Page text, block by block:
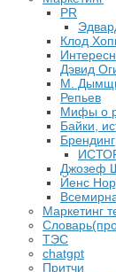
PR
Клод
Дэвид
М.
Репьев
Мифы о
Байки,
Брендинг
Джозеф
​Йенс
Маркетинг
ТЭС
chatgpt
Притчи